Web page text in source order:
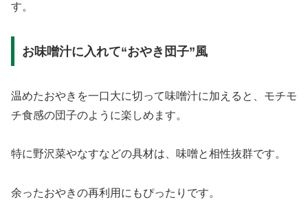
す。
お味噌汁に入れて“おやき団子”風
温めたおやきを一口大に切って味噌汁に加えると、モチモ
チ食感の団子のように楽しめます。
特に野沢菜やなすなどの具材は、味噌と相性抜群です。
余ったおやきの再利用にもぴったりです。